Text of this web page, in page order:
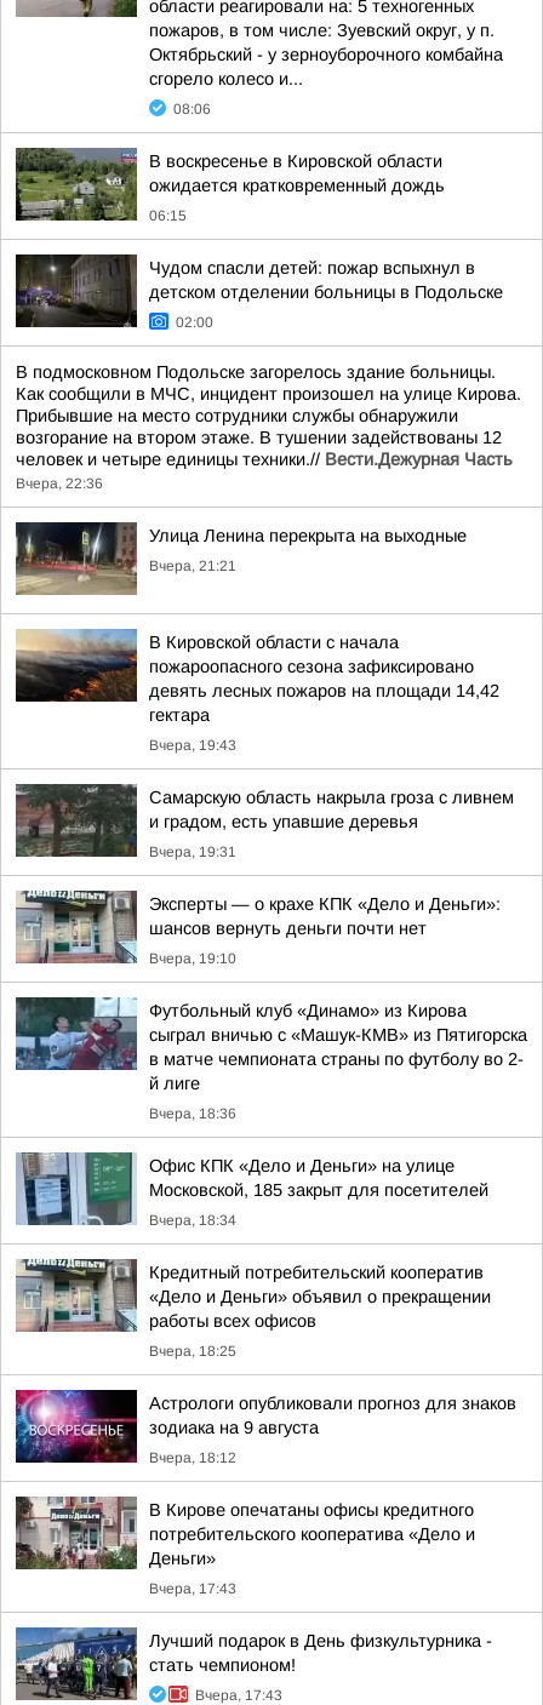
области реагировали на: 5 техногенных
пожаров, в том числе: Зуевский округ, у п.
Октябрьский - у зерноуборочного комбайна
сгорело колесо и...
08:06
В воскресенье в Кировской области
ожидается кратковременный дождь
06:15
Чудом спасли детей: пожар вспыхнул в
детском отделении больницы в Подольске
02:00
В подмосковном Подольске загорелось здание больницы.
Как сообщили в МЧС, инцидент произошел на улице Кирова.
Прибывшие на место сотрудники службы обнаружили
возгорание на втором этаже. В тушении задействованы 12
человек и четыре единицы техники.// Вести.Дежурная Часть
Вчера, 22:36
Улица Ленина перекрыта на выходные
Вчера, 21:21
В Кировской области с начала
пожароопасного сезона зафиксировано
девять лесных пожаров на площади 14,42
гектара
Вчера, 19:43
Самарскую область накрыла гроза с ливнем
и градом, есть упавшие деревья
Вчера, 19:31
Эксперты — о крахе КПК «Дело и Деньги»:
шансов вернуть деньги почти нет
Вчера, 19:10
Футбольный клуб «Динамо» из Кирова
сыграл вничью с «Машук-КМВ» из Пятигорска
в матче чемпионата страны по футболу во 2-
й лиге
Вчера, 18:36
Офис КПК «Дело и Деньги» на улице
Московской, 185 закрыт для посетителей
Вчера, 18:34
Кредитный потребительский кооператив
«Дело и Деньги» объявил о прекращении
работы всех офисов
Вчера, 18:25
Астрологи опубликовали прогноз для знаков
зодиака на 9 августа
Вчера, 18:12
В Кирове опечатаны офисы кредитного
потребительского кооператива «Дело и
Деньги»
Вчера, 17:43
Лучший подарок в День физкультурника -
стать чемпионом!
Вчера, 17:43